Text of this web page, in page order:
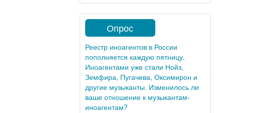
Опрос
Реестр иноагентов в России
пополняется каждую пятницу.
Иноагентами уже стали Нойз,
Земфира, Пугачева, Оксимирон и
другие музыканты. Изменилось ли
ваше отношение к музыкантам-
иноагентам?